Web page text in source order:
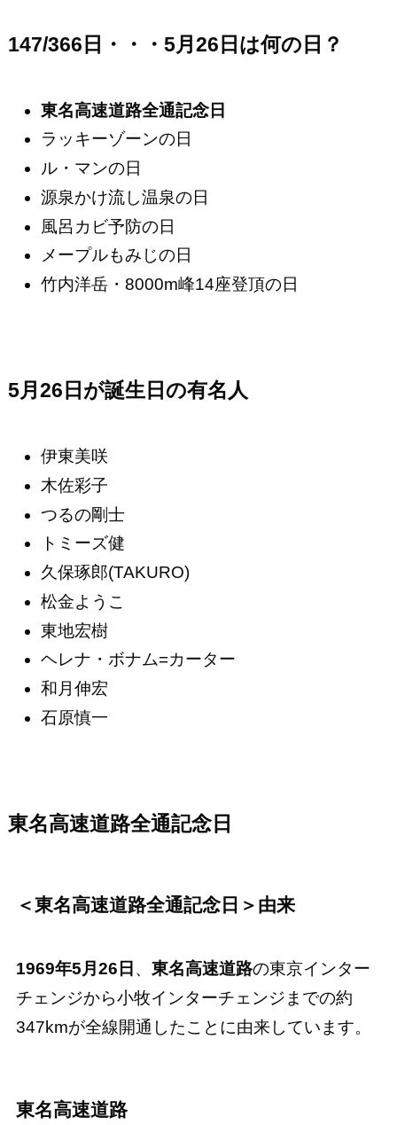
147/366日・・・5月26日は何の日？
東名高速道路全通記念日
ラッキーゾーンの日
ル・マンの日
源泉かけ流し温泉の日
風呂カビ予防の日
メープルもみじの日
竹内洋岳・8000m峰14座登頂の日
5月26日が誕生日の有名人
伊東美咲
木佐彩子
つるの剛士
トミーズ健
久保琢郎(TAKURO)
松金ようこ
東地宏樹
ヘレナ・ボナム=カーター
和月伸宏
石原慎一
東名高速道路全通記念日
＜東名高速道路全通記念日＞由来
1969年5月26日 、 東名高速道路の東京インター
チェンジから小牧インターチェンジまでの約
347kmが全線開通したことに由来しています。
東名高速道路